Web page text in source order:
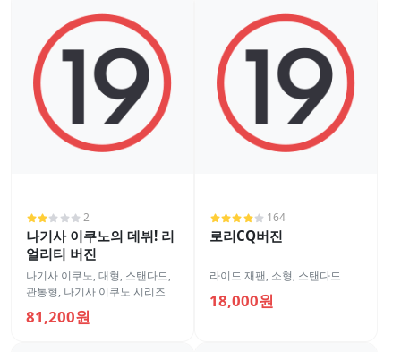
2
나기사 이쿠노의 데뷔! 리
얼리티 버진
나기사 이쿠노,대형, 스탠다드,
관통형, 나기사 이쿠노 시리즈
81,200원
164
로리CQ버진
라이드 재팬, 소형, 스탠다드
18,000원